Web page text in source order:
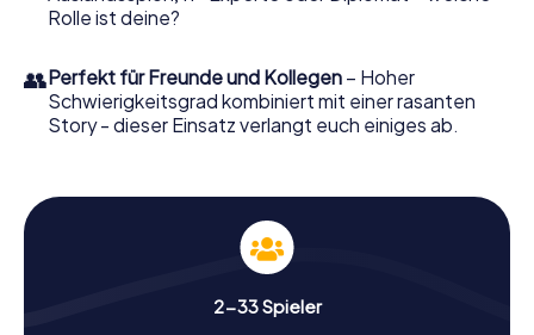
Rolle ist deine?
👥Perfekt für Freunde und Kollegen – Hoher
Schwierigkeitsgrad kombiniert mit einer rasanten
Story - dieser Einsatz verlangt euch einiges ab.
2-33 Spieler